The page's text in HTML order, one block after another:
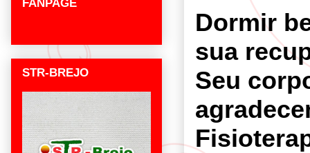
Dormir
sua
Seu
FANPAGE
STR-BREJO